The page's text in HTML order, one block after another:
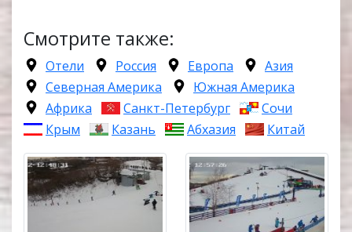
Смотрите также:
Отели Россия Европа
Азия
Северная Америка
Южная Америка
Африка
Санкт-Петербург
Сочи
Крым
Казань Абхазия Китай